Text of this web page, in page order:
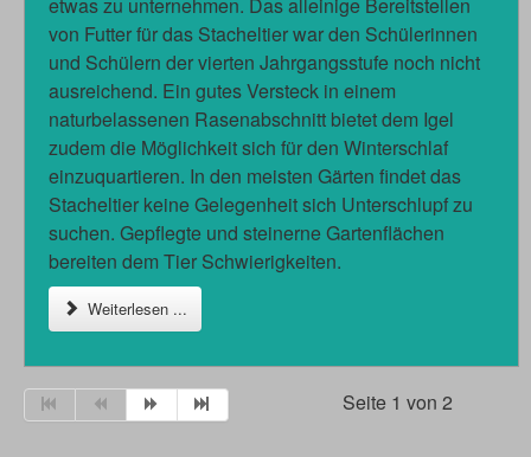
von Futter für das Stacheltier war den Schülerinnen
und Schülern der vierten Jahrgangsstufe noch nicht
ausreichend. Ein gutes Versteck in einem
naturbelassenen Rasenabschnitt bietet dem Igel
zudem die Möglichkeit sich für den Winterschlaf
einzuquartieren. In den meisten Gärten findet das
Stacheltier keine Gelegenheit sich Unterschlupf zu
suchen. Gepflegte und steinerne Gartenflächen
bereiten dem Tier Schwierigkeiten.
Weiterlesen ...
Seite 1 von 2